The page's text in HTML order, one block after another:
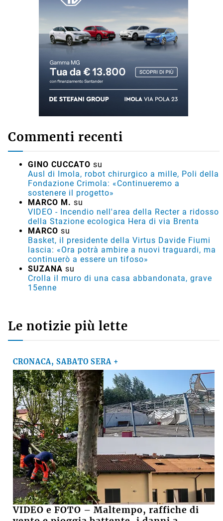
Commenti recenti
GINO CUCCATO su
Ausl di Imola, robot chirurgico a mille, Poli della
Fondazione Crimola: «Continueremo a
sostenere il progetto»
MARCO M. su
VIDEO - Incendio nell'area della Recter a ridosso
della Stazione ecologica Hera di via Brenta
MARCO su
Basket, il presidente della Virtus Davide Fiumi
lascia: «Ora potrà ambire a nuovi traguardi, ma
continuerò a essere un tifoso»
SUZANA su
Crolla il muro di una casa abbandonata, grave
15enne
Le notizie più lette
CRONACA, SABATO SERA +
VIDEO e FOTO – Maltempo, raffiche di